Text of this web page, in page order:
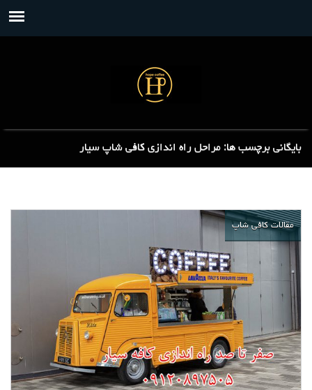
بایگانی برچسب ها: مراحل راه اندازی کافی شاپ سیار
مقالات کافی شاپ